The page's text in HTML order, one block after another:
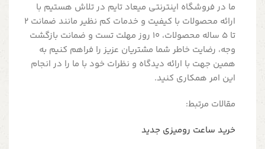
ما در فروشگاه اینترنتی میعاد تایم در تلاش هستیم با
ارائه محصولات با کیفیت و خدمات کم نظیر مانند ضمانت 2
تا 5 ساله محصولات، 10 روز مهلت تست و ضمانت بازگشت
وجه، رضایت خاطر شما مشتریان عزیز را فراهم کنیم به
همین جهت با ارائه دیدگاه و نظرات خود با ما را در انجام
این امر همکاری کنید.
مقالات مرتبط:
خرید ساعت رومیزی جدید